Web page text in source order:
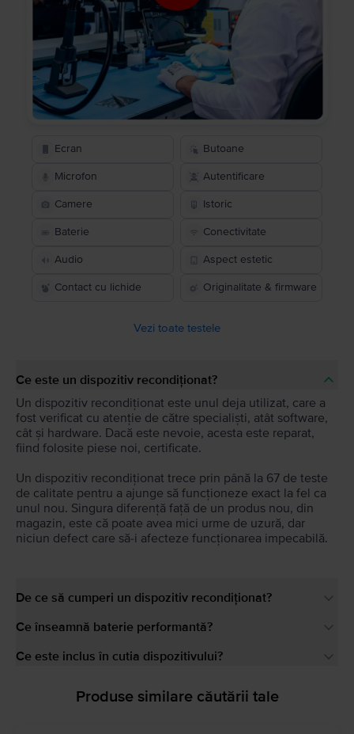
Ecran Butoane
Microfon Autentificare
Camere Istoric
Baterie Conectivitate
Audio Aspect estetic
Contact cu lichide Originalitate & firmware
Vezi toate testele
Ce este un dispozitiv recondiționat?
Un dispozitiv recondiționat este unul deja utilizat, care a
fost verificat cu atenție de către specialiști, atât software,
cât și hardware. Dacă este nevoie, acesta este reparat,
fiind folosite piese noi, certificate.
Un dispozitiv recondiționat trece prin până la 67 de teste
de calitate pentru a ajunge să funcționeze exact la fel ca
unul nou. Singura diferență față de un produs nou, din
magazin, este că poate avea mici urme de uzură, dar
niciun defect care să-i afecteze funcționarea impecabilă.
De ce să cumperi un dispozitiv recondiționat?
Ce înseamnă baterie performantă?
Ce este inclus în cutia dispozitivului?
Produse similare căutării tale